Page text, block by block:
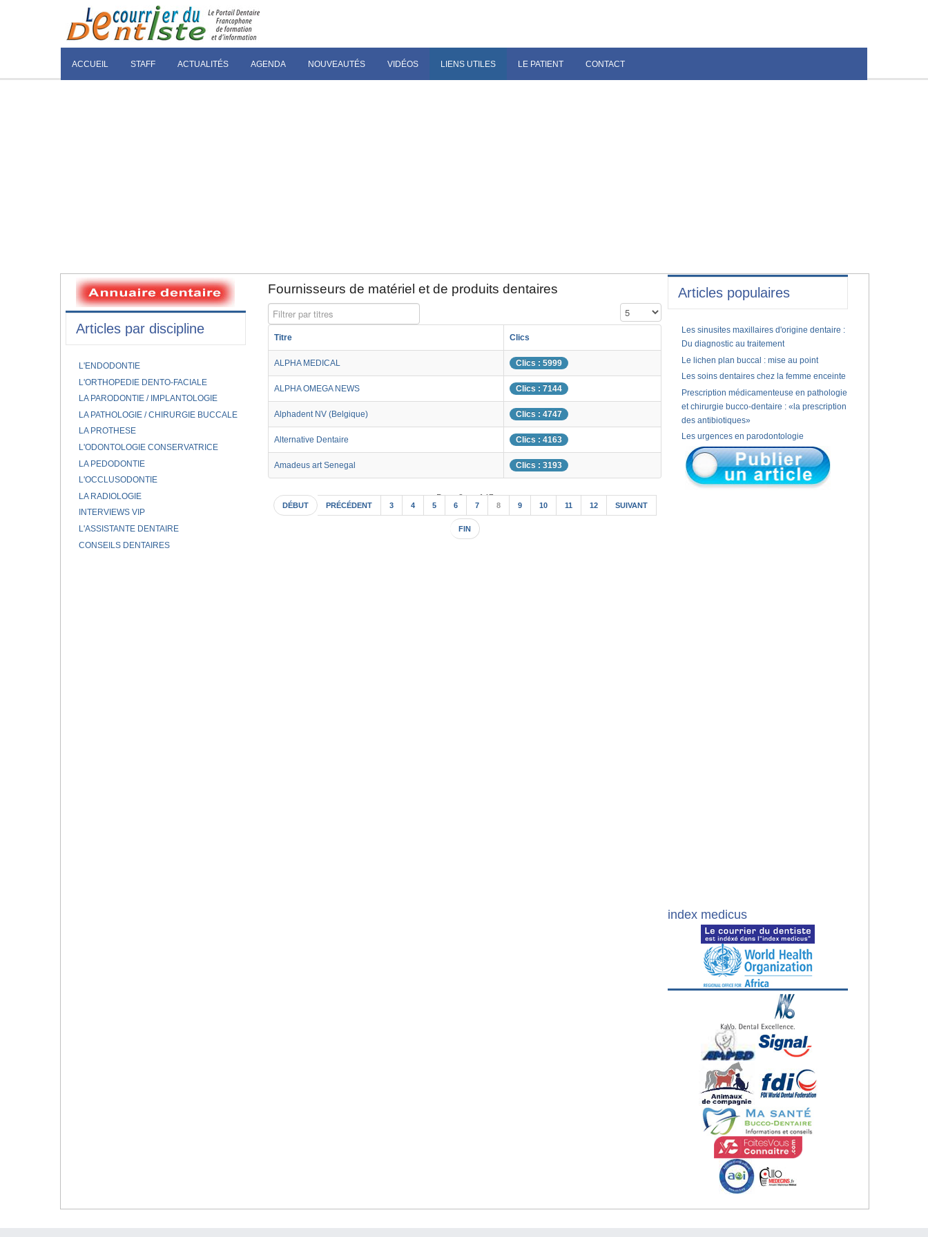
ACCUEIL STAFF ACTUALITÉS AGENDA NOUVEAUTÉS VIDÉOS LIENS UTILES LE PATIENT CONTACT
Fournisseurs de matériel et de produits dentaires
Filtrer par titres Affichage #
Titre Clics
ALPHA MEDICAL Clics : 5999
ALPHA OMEGA NEWS Clics : 7144
Alphadent NV (Belgique) Clics : 4747
Alternative Dentaire Clics : 4163
Amadeus art Senegal Clics : 3193
Page 8 sur 147
DÉBUT PRÉCÉDENT 3 4 5 6 7 8 9 10 11 12 SUIVANT
FIN
Articles par discipline
L'ENDODONTIE
L'ORTHOPEDIE DENTO-FACIALE
LA PARODONTIE / IMPLANTOLOGIE
LA PATHOLOGIE / CHIRURGIE BUCCALE
LA PROTHESE
L'ODONTOLOGIE CONSERVATRICE
LA PEDODONTIE
L'OCCLUSODONTIE
LA RADIOLOGIE
INTERVIEWS VIP
L'ASSISTANTE DENTAIRE
CONSEILS DENTAIRES
Articles populaires
Les sinusites maxillaires d'origine dentaire :
Du diagnostic au traitement
Le lichen plan buccal : mise au point
Les soins dentaires chez la femme enceinte
Prescription médicamenteuse en pathologie
et chirurgie bucco-dentaire : «la prescription
des antibiotiques»
Les urgences en parodontologie
index medicus